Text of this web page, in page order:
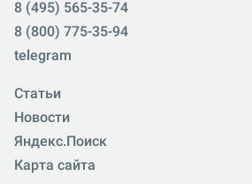
8 (495) 565-35-74
8 (800) 775-35-94
telegram
Статьи
Новости
Яндекс.Поиск
Карта сайта